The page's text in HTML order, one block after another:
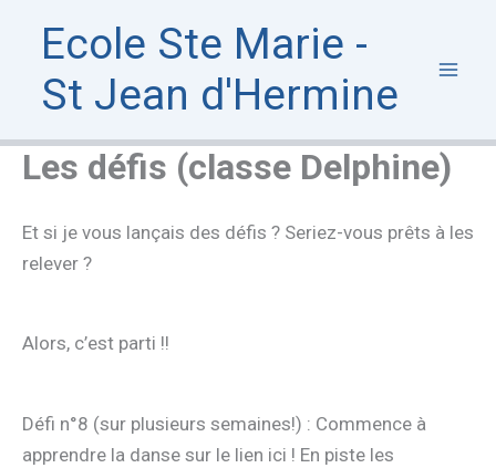
contenu
Ecole Ste Marie -
St Jean d'Hermine
Les défis (classe Delphine)
Et si je vous lançais des défis ? Seriez-vous prêts à les
relever ?
Alors, c’est parti !!
Défi n°8 (sur plusieurs semaines!) : Commence à
apprendre la danse sur le lien ici ! En piste les